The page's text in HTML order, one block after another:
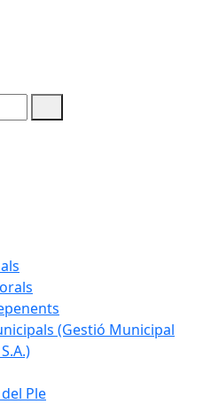
(Gestió Municipal
Ple